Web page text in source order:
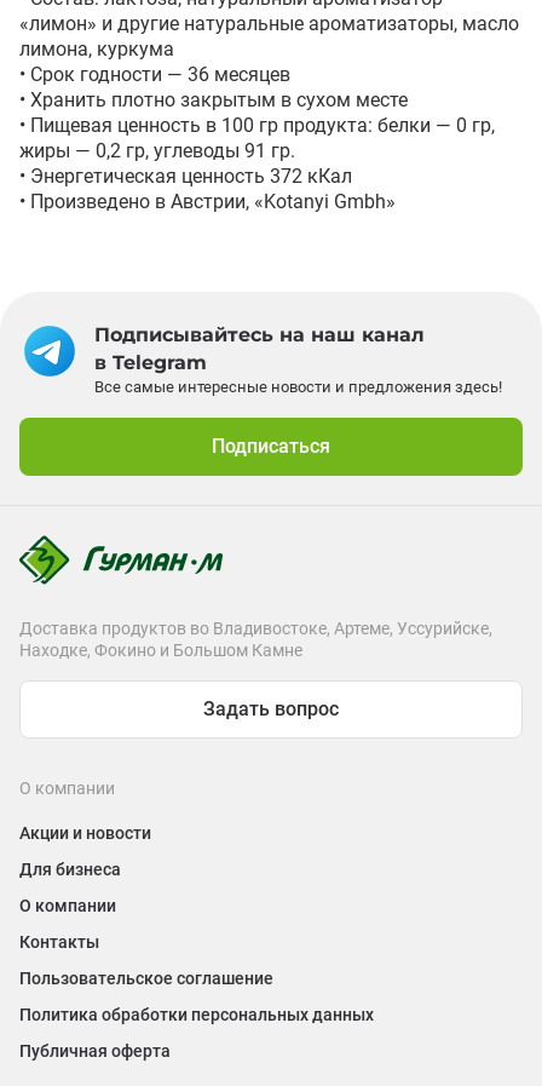
«лимон» и другие натуральные ароматизаторы, масло
лимона, куркума
• Срок годности — 36 месяцев
• Хранить плотно закрытым в сухом месте
• Пищевая ценность в 100 гр продукта: белки — 0 гр,
жиры — 0,2 гр, углеводы 91 гр.
• Энергетическая ценность 372 кКал
• Произведено в Австрии, «Kotanyi Gmbh»
Подписывайтесь на наш канал
в Telegram
Все самые интересные новости и предложения здесь!
Подписаться
О компании
Акции и новости
Для бизнеса
О компании
Контакты
Пользовательское соглашение
Политика обработки персональных данных
Публичная оферта
Доставка продуктов во Владивостоке, Артеме, Уссурийске,
Находке, Фокино и Большом Камне
Задать вопрос